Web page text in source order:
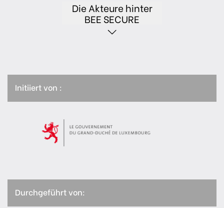
Die Akteure hinter
BEE SECURE
Initiiert von :
Durchgeführt von: